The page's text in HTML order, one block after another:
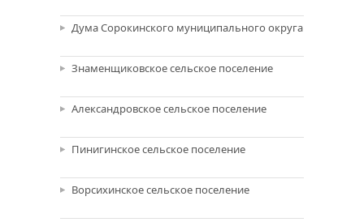
Дума Сорокинского муниципального округа
Знаменщиковское сельское поселение
Александровское сельское поселение
Пинигинское сельское поселение
Ворсихинское сельское поселение